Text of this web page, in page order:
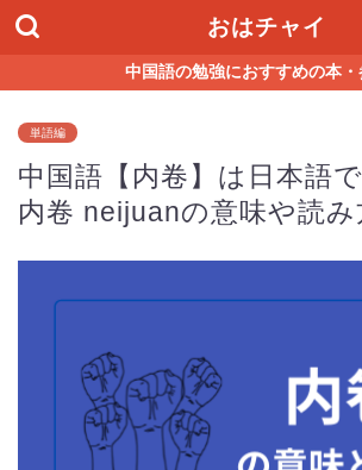
おはチャイ
中国語の勉強におすすめの本
単語編
中国語【内卷】は日本語
内卷 neijuanの意味や読み